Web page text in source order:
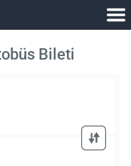
Bileti